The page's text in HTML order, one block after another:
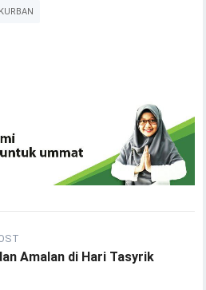
Amalan di Hari Tasyrik